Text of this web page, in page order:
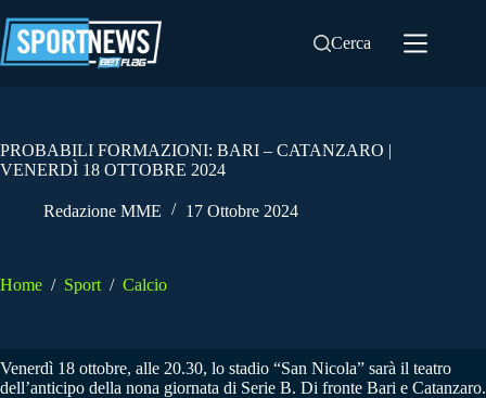
al
contenuto
Cerca
PROBABILI FORMAZIONI: BARI – CATANZARO |
VENERDÌ 18 OTTOBRE 2024
Redazione MME 17 Ottobre 2024
Home / Sport / Calcio
Venerdì 18 ottobre, alle 20.30, lo stadio “San Nicola” sarà il teatro
dell’anticipo della nona giornata di Serie B. Di fronte Bari e Catanzaro.